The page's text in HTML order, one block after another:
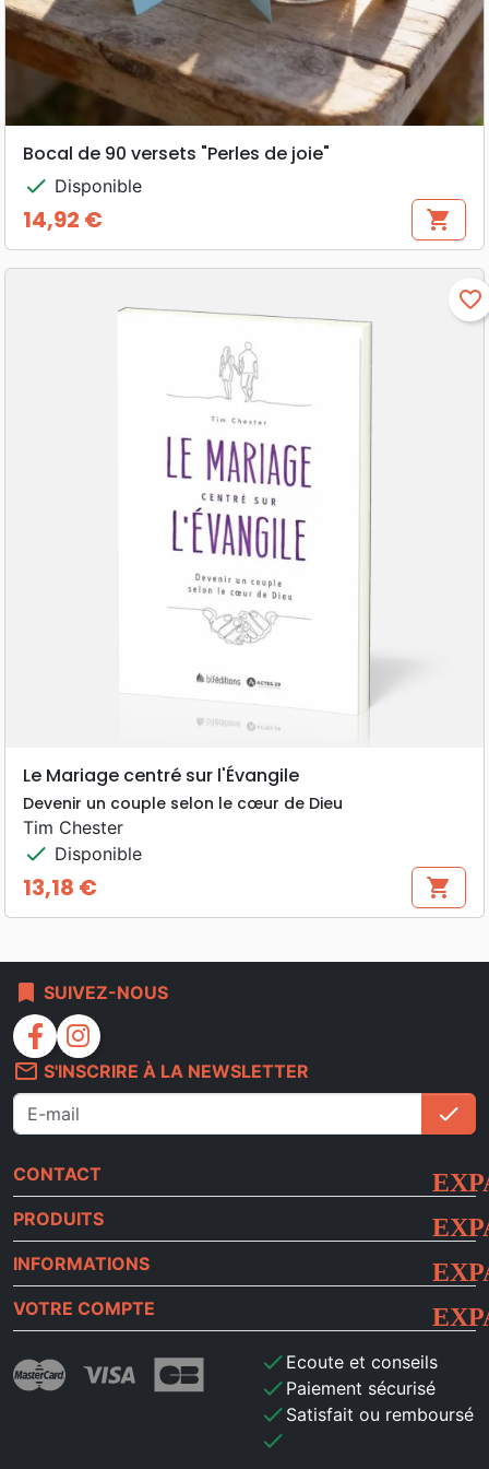
Bocal de 90 versets "Perles de joie"
check Disponible
Prix
14,92 € shopping_cart
favorite_border
Le Mariage centré sur l'Évangile
Devenir un couple selon le cœur de Dieu
Tim Chester
check Disponible
Prix
13,18 € shopping_cart
bookmark SUIVEZ-NOUS
facebook
instagram
mail_outline S'INSCRIRE À LA NEWSLETTER
check
CONTACT
PRODUITS
INFORMATIONS
VOTRE COMPTE
check Ecoute et conseils
check Paiement sécurisé
check Satisfait ou remboursé
check